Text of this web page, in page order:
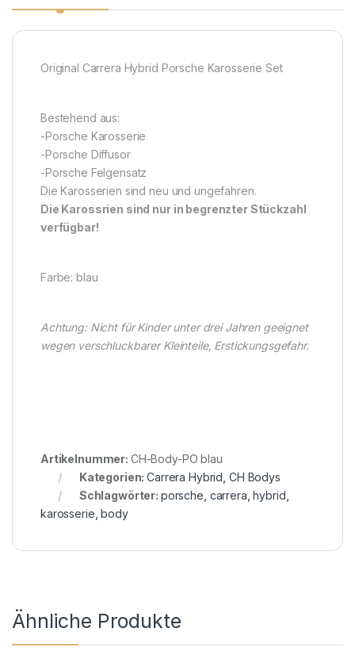
Original Carrera Hybrid Porsche Karosserie Set
Bestehend aus:
-Porsche Karosserie
-Porsche Diffusor
-Porsche Felgensatz
Die Karosserien sind neu und ungefahren.
Die Karossrien sind nur in begrenzter Stückzahl
verfügbar!
Farbe: blau
Achtung: Nicht für Kinder unter drei Jahren geeignet
wegen verschluckbarer Kleinteile, Erstickungsgefahr.
Artikelnummer: CH-Body-PO blau
Kategorien:Carrera Hybrid CH Bodys
Schlagwörter: porsche carrera ,hybrid
karosserie ,body
Ähnliche Produkte